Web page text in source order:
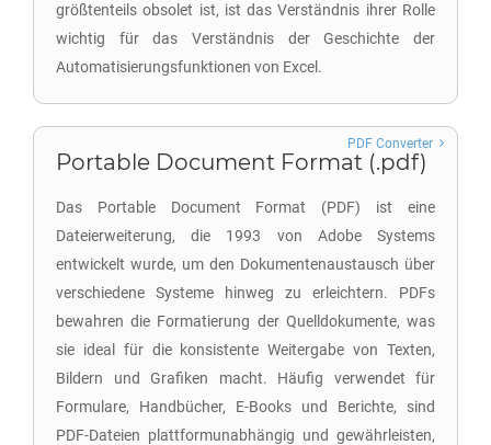
größtenteils obsolet ist, ist das Verständnis ihrer Rolle
wichtig für das Verständnis der Geschichte der
Automatisierungsfunktionen von Excel.
Portable Document Format (.pdf)
Das Portable Document Format (PDF) ist eine
Dateierweiterung, die 1993 von Adobe Systems
entwickelt wurde, um den Dokumentenaustausch über
verschiedene Systeme hinweg zu erleichtern. PDFs
bewahren die Formatierung der Quelldokumente, was
sie ideal für die konsistente Weitergabe von Texten,
Bildern und Grafiken macht. Häufig verwendet für
Formulare, Handbücher, E-Books und Berichte, sind
PDF-Dateien plattformunabhängig und gewährleisten,
PDF Converter